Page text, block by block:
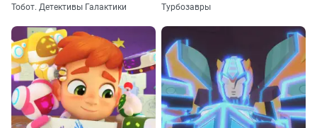
Тобот. Детективы Галактики Турбозавры